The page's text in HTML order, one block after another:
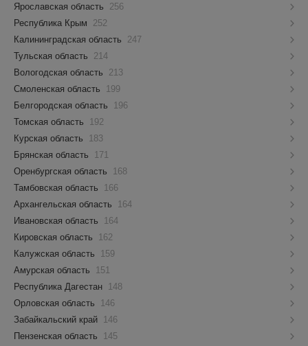
Ярославская область
256
Республика Крым
252
Калининградская область
247
Тульская область
214
Вологодская область
213
Смоленская область
199
Белгородская область
196
Томская область
192
Курская область
183
Брянская область
171
Оренбургская область
168
Тамбовская область
166
Архангельская область
164
Ивановская область
164
Кировская область
162
Калужская область
159
Амурская область
151
Республика Дагестан
148
Орловская область
146
Забайкальский край
146
Пензенская область
145